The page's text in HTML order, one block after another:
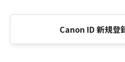
Canon ID 新規登